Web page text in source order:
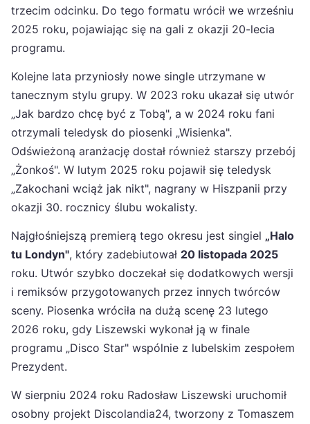
trzecim odcinku. Do tego formatu wrócił we wrześniu
2025 roku, pojawiając się na gali z okazji 20-lecia
programu.
Kolejne lata przyniosły nowe single utrzymane w
tanecznym stylu grupy. W 2023 roku ukazał się utwór
„Jak bardzo chcę być z Tobą", a w 2024 roku fani
otrzymali teledysk do piosenki „Wisienka".
Odświeżoną aranżację dostał również starszy przebój
„Żonkoś". W lutym 2025 roku pojawił się teledysk
„Zakochani wciąż jak nikt", nagrany w Hiszpanii przy
okazji 30. rocznicy ślubu wokalisty.
Najgłośniejszą premierą tego okresu jest singiel „Halo
tu Londyn", który zadebiutował 20 listopada 2025
roku. Utwór szybko doczekał się dodatkowych wersji
i remiksów przygotowanych przez innych twórców
sceny. Piosenka wróciła na dużą scenę 23 lutego
2026 roku, gdy Liszewski wykonał ją w finale
programu „Disco Star" wspólnie z lubelskim zespołem
Prezydent.
W sierpniu 2024 roku Radosław Liszewski uruchomił
osobny projekt Discolandia24, tworzony z Tomaszem